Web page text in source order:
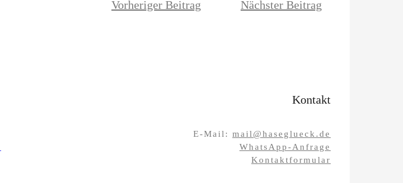
Vorheriger Beitrag Nächster Beitrag
Kontakt
E-Mail:mail@haseglueck.de
WhatsApp-Anfrage
Kontaktformular